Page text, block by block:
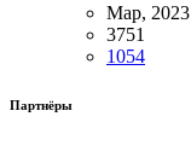
Мар, 2023
3751
1054
Партнёры